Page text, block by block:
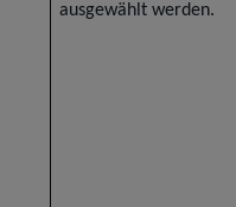
ausgewählt werden.